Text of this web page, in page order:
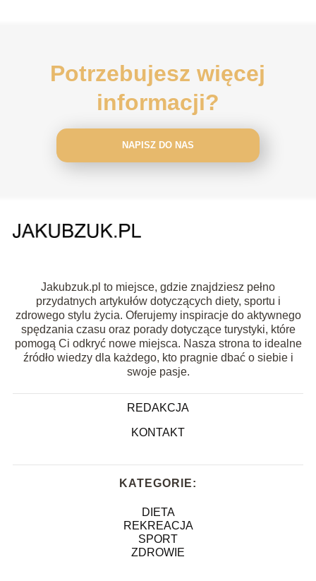
Potrzebujesz więcej
informacji?
NAPISZ DO NAS
Jakubzuk.pl to miejsce, gdzie znajdziesz pełno
przydatnych artykułów dotyczących diety, sportu i
zdrowego stylu życia. Oferujemy inspiracje do aktywnego
spędzania czasu oraz porady dotyczące turystyki, które
pomogą Ci odkryć nowe miejsca. Nasza strona to idealne
źródło wiedzy dla każdego, kto pragnie dbać o siebie i
swoje pasje.
REDAKCJA
KONTAKT
KATEGORIE:
DIETA
REKREACJA
SPORT
ZDROWIE